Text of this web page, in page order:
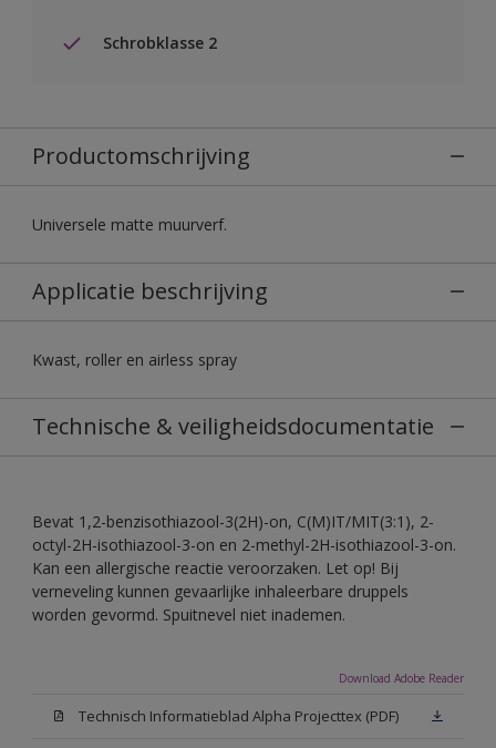
Schrobklasse 2
Productomschrijving
Universele matte muurverf.
Applicatie beschrijving
Kwast, roller en airless spray
Technische & veiligheidsdocumentatie
Bevat 1,2-benzisothiazool-3(2H)-on, C(M)IT/MIT(3:1), 2-
octyl-2H-isothiazool-3-on en 2-methyl-2H-isothiazool-3-on.
Kan een allergische reactie veroorzaken. Let op! Bij
verneveling kunnen gevaarlijke inhaleerbare druppels
worden gevormd. Spuitnevel niet inademen.
Download Adobe Reader
Technisch Informatieblad Alpha Projecttex (PDF)